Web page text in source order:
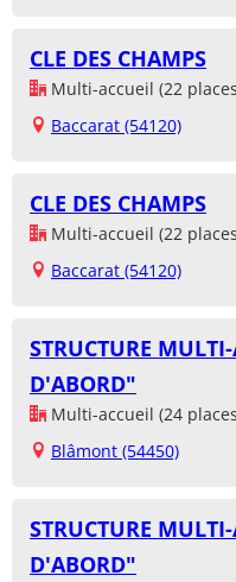
CLE DES CHAMPS
Multi-accueil (22
Baccarat (54120)
CLE DES CHAMPS
Multi-accueil (22
Baccarat (54120)
STRUCTURE
D'ABORD"
Multi-accueil (24
Blâmont (54450)
STRUCTURE
D'ABORD"